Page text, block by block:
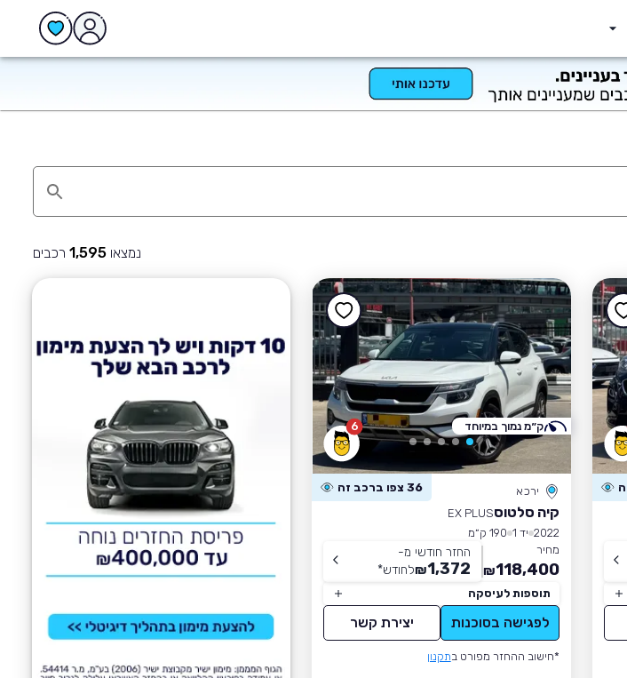
נמצאו 1,595 רכבים
6
ירכא 36 צפו ברכב זה
קיה סלטוסEX PLUS
2022 יד 1
190 ק״מ
מחיר
118,400
₪
החזר חודשי מ-
1,372
₪לחודש*
תוספות לעיסקה
לפגישה בסוכנות יצירת קשר
*חישוב ההחזר מפורט בתקנון
ק״מ נמוך במיוחד